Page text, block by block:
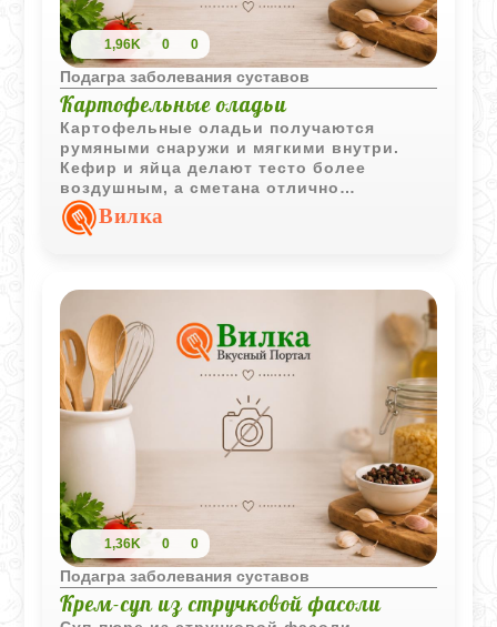
1,96K 0 0
Подагра заболевания суставов
Картофельные оладьи
Картофельные оладьи получаются
румяными снаружи и мягкими внутри.
Кефир и яйца делают тесто более
воздушным, а сметана отлично
дополняет вкус готового блюда.
Вилка
1,36K 0 0
Подагра заболевания суставов
Крем-суп из стручковой фасоли